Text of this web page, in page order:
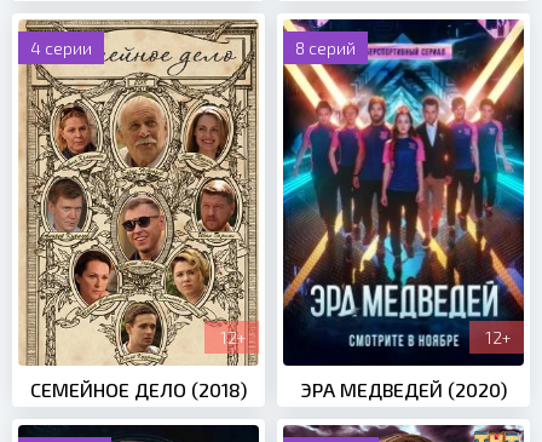
4 серии
12+
СЕМЕЙНОЕ ДЕЛО (2018)
8 серий
12+
ЭРА МЕДВЕДЕЙ (2020)